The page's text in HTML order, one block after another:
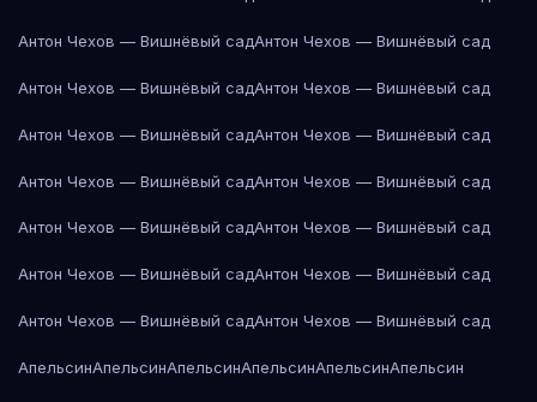
Антон Чехов — Вишнёвый садАнтон Чехов — Вишнёвый сад
Антон Чехов — Вишнёвый садАнтон Чехов — Вишнёвый сад
Антон Чехов — Вишнёвый садАнтон Чехов — Вишнёвый сад
Антон Чехов — Вишнёвый садАнтон Чехов — Вишнёвый сад
Антон Чехов — Вишнёвый садАнтон Чехов — Вишнёвый сад
Антон Чехов — Вишнёвый садАнтон Чехов — Вишнёвый сад
Антон Чехов — Вишнёвый садАнтон Чехов — Вишнёвый сад
АпельсинАпельсинАпельсинАпельсинАпельсинАпельсин